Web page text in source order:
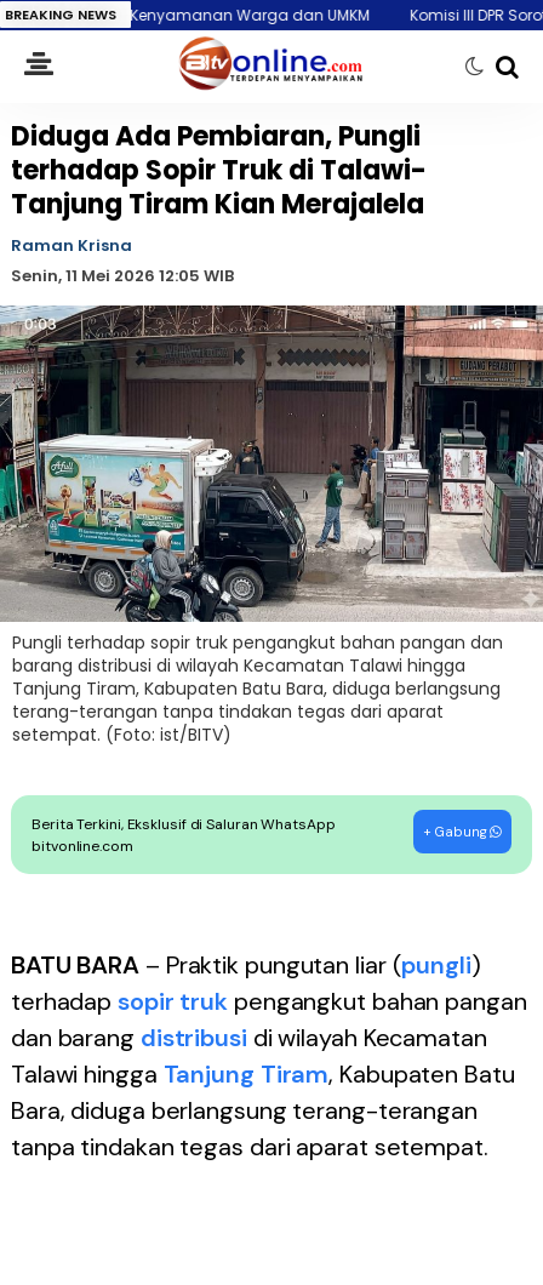
BREAKING NEWS
Warga dan UMKM Komisi III DPR Soroti Kematian Mantan
Diduga Ada Pembiaran, Pungli
terhadap Sopir Truk di Talawi-
Tanjung Tiram Kian Merajalela
Raman Krisna
Senin, 11 Mei 2026 12:05 WIB
Pungli terhadap sopir truk pengangkut bahan pangan dan
barang distribusi di wilayah Kecamatan Talawi hingga
Tanjung Tiram, Kabupaten Batu Bara, diduga berlangsung
terang-terangan tanpa tindakan tegas dari aparat
setempat. (Foto: ist/BITV)
Berita Terkini, Eksklusif di Saluran WhatsApp
bitvonline.com
+ Gabung
BATU BARA – Praktik pungutan liar (pungli)
terhadapsopir truk pengangkut bahan pangan
dan barang distribusi di wilayah Kecamatan
Talawi hingga Tanjung Tiram, Kabupaten Batu
Bara, diduga berlangsung terang-terangan
tanpa tindakan tegas dari aparat setempat.